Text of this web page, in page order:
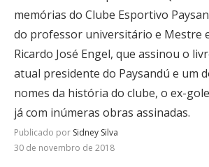
memórias do Clube Esportivo
do professor universitário e Mestre
Ricardo José Engel, que assinou o
atual presidente do Paysandú e um
nomes da história do clube, o ex-
já com inúmeras obras assinadas.
Publicado por Sidney Silva
30 de novembro de 2018